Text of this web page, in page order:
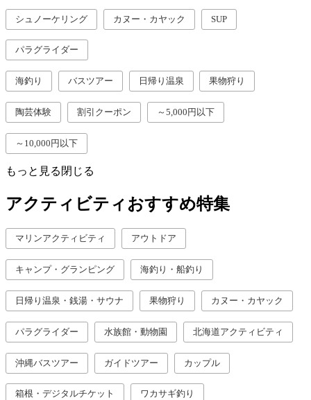
シュノーケリング カヌー・カヤック SUP
パラグライダー
海釣り バスツアー 日帰り温泉 果物狩り
陶芸体験 割引クーポン ～5,000円以下
～10,000円以下
もっと見る 閉じる
アクティビティおすすめ特集
マリンアクティビティ アウトドア
キャンプ・グランピング 海釣り・船釣り
日帰り温泉・銭湯・サウナ 果物狩り カヌー・カヤック
パラグライダー 水族館・動物園 北海道アクティビティ
沖縄バスツアー ガイドツアー カップル
箱根・デジタルチケット ワカサギ釣り